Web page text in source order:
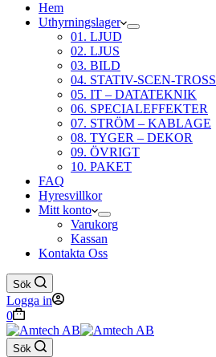
Hem
Uthyrningslager
01. LJUD
02. LJUS
03. BILD
04. STATIV-SCEN-TROSS
05. IT – DATATEKNIK
06. SPECIALEFFEKTER
07. STRÖM – KABLAGE
08. TYGER – DEKOR
09. ÖVRIGT
10. PAKET
FAQ
Hyresvillkor
Mitt konto
Varukorg
Kassan
Kontakta Oss
Sök
Logga in
Varukorg
0
Sök